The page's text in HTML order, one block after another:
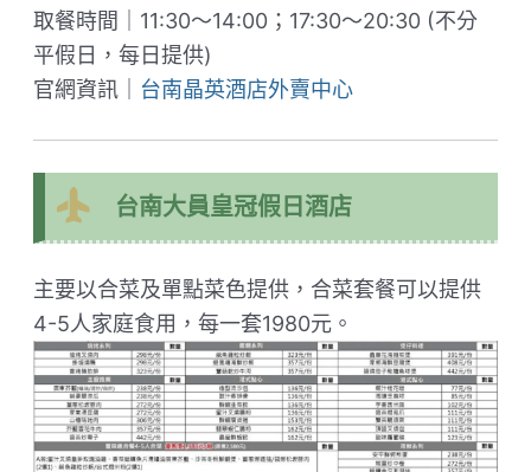
取餐時間｜11:30～14:00；17:30～20:30 (不分
平假日，每日提供)
官網資訊｜
台南晶英酒店外賣中心
台南大員皇冠假日酒店
主要以合菜及單點菜色提供，合菜套餐可以提供
4-5人家庭食用，每一套1980元。